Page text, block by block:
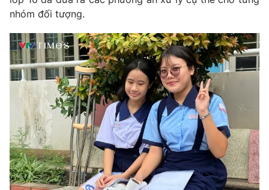
nhóm đối tượng.